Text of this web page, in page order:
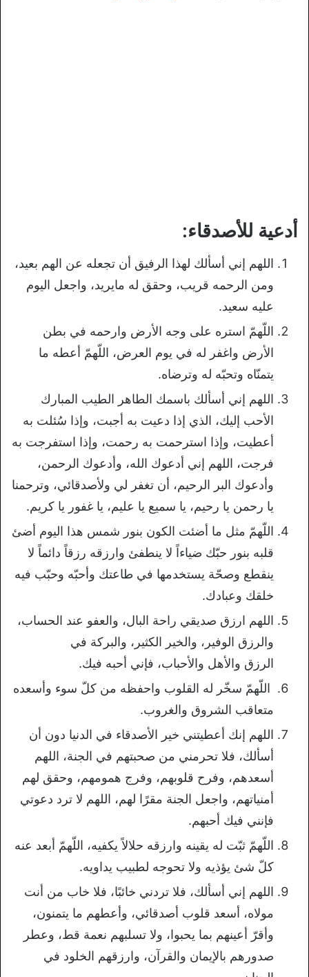
أدعية للأصدقاء:
اللهم إني أسألك لهذا الرفيق أن تجعله عن الهم بعيد،
ومن الرحمه قريب، وحقق له مايريد، واجعل اليوم
عليه سعيد.
اللّهمّ استره على وجه الأرض وارحمه في بطن
الأرض واغفر له في يوم العرض، اللّهمّ أعطه ما
يتمنّاه وتحبّه له وترضاه.
اللهم إني أسألك باسمك الطاهر الطيب المبارك
الأحب إليك، الذي إذا دعيت به أجبت، وإذا سُئلت به
أعطيت، وإذا استرحمت به رحمت، وإذا استفرجت به
فرجت، اللهم إني أدعوك الله، وأدعوك الرحمن،
وأدعوك البر الرحيم، أن تغفر لي ولأصدقائي، وترحمنا
يا رحمن يا رحيم، يا سميع يا عليم، يا غفور يا كريم.
اللّهمّ مثل ما أضئت الكون بنور شمس هذا اليوم أضئ
قلبه بنور حبّك ضياءاً لا ينطفئ وارزقه رزقاً دائماً لا
ينقطع وصحّة يستخدمها في طاعتك وأحبّه وحبّب فيه
خلقك وعبادك.
اللهم ارزق صديقي راحة البال، والعفو عند الحساب،
والرزق الوفير، والخير الكثير، والبركة في
الرزق والأهل والأحباب، فإني أحبه فيك.
اللّهمّ سخّر له القلوب واحفظه من كلّ سوء وأسعده
متعاقب الشروق والغروب.
اللهم إنك أعطيتني خير الأصدقاء في الدنيا دون أن
أسألك، فلا تحرمني من صحبتهم في الجنة، اللهم
أسعدهم، وفرح قلوبهم، وفرج همومهم، وحقق لهم
أمنياتهم، واجعل الجنة مقرًا لهم، اللهم لا ترد دعوتي
فإنني فيك أحبهم.
اللّهمّ ثبّت له يقينه وارزقه حلالاً يكفيه، اللّهمّ أبعد عنه
كلّ شئ يؤذيه ولا تحوجه لطبيب يداويه.
اللهم إني أسألك، فلا تردني خائبًا، فلا خاب من أنت
مولاه، أسعد قلوب أصدقائي، وأعطهم ما يتمنون،
وأقرّ أعينهم بما يحبوا، ولا تسلبهم نعمة قط، وعطر
صدورهم بالإيمان والقرآن، وارزقهم الخلود في